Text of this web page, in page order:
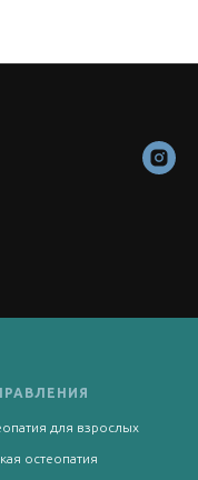
для взрослых
остеопатия